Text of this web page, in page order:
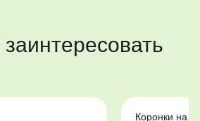
Коронки на